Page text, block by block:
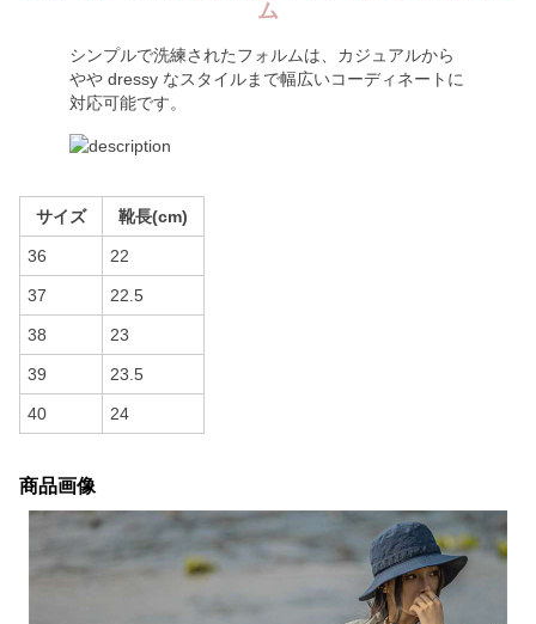
やや dressy なスタイルまで幅広いコーディネートに
対応可能です。
36 22
37 22.5
38 23
39 23.5
40 24
商品画像